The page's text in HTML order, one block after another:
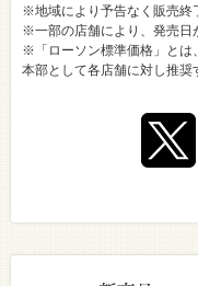
※地域により予告なく販売終
※一部の店舗により、発売日
※「ローソン標準価格」とは
本部として各店舗に対し推奨